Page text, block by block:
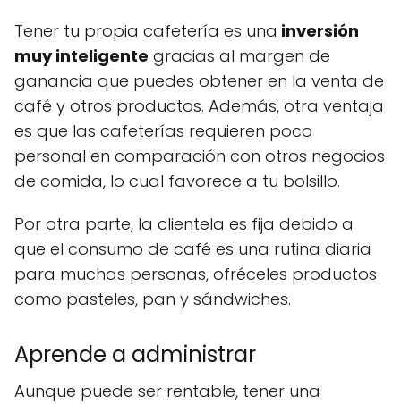
Tener tu propia cafetería es una inversión
muy inteligente gracias al margen de
ganancia que puedes obtener en la venta de
café y otros productos. Además, otra ventaja
es que las cafeterías requieren poco
personal en comparación con otros negocios
de comida, lo cual favorece a tu bolsillo.
Por otra parte, la clientela es fija debido a
que el consumo de café es una rutina diaria
para muchas personas, ofréceles productos
como pasteles, pan y sándwiches.
Aprende a administrar
Aunque puede ser rentable, tener una